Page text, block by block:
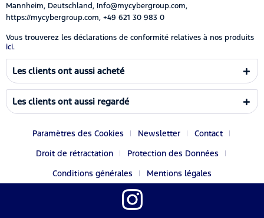
Mannheim, Deutschland, Info@mycybergroup.com,
https://mycybergroup.com, +49 621 30 983 0
Vous trouverez les déclarations de conformité relatives à nos produits
ici.
Les clients ont aussi acheté
Les clients ont aussi regardé
Paramètres des Cookies Newsletter
Contact
Droit de rétractation
Protection des Données
Conditions générales
Mentions légales